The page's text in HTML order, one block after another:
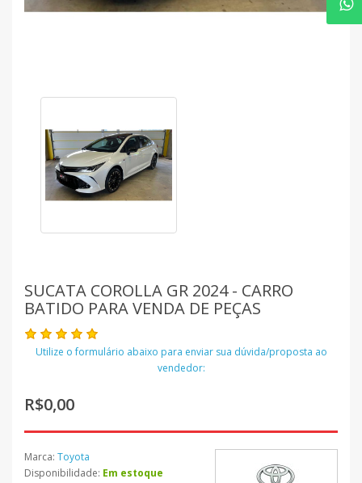
SUCATA COROLLA GR 2024 - CARRO
BATIDO PARA VENDA DE PEÇAS
Utilize o formulário abaixo para enviar sua dúvida/proposta ao
vendedor:
R$0,00
Marca: Toyota
Disponibilidade: Em estoque